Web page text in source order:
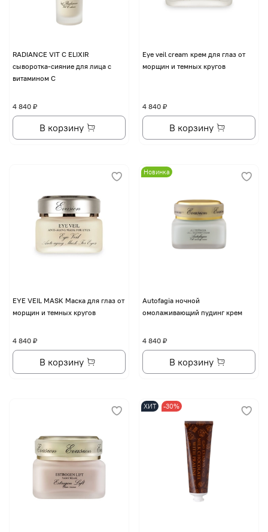
RADIANCE VIT C ELIXIR
сыворотка-сияние для лица с
витамином С
4 840 ₽
В корзину
Eye veil cream крем для глаз от
морщин и темных кругов
4 840 ₽
В корзину
EYE VЕIL MASK Маска для глаз от
морщин и темных кругов
4 840 ₽
В корзину
Новинка
Autofagia ночной
омолаживающий пудинг крем
4 840 ₽
В корзину
ХИТ -30%